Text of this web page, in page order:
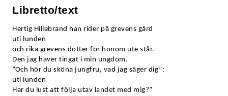
Libretto/text
Hertig Hillebrand han rider på grevens gård
uti lunden
och rika grevens dotter för honom ute står.
Den jag haver tingat i min ungdom.
”Och hör du sköna jungfru, vad jag säger dig”:
uti lunden
Har du lust att följa utav landet med mig?”